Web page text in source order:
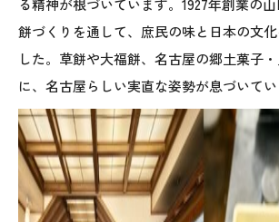
る精神が根づいています。1927年創業の山
餅づくりを通して、庶民の味と日本の文
した。草餅や大福餅、名古屋の郷土菓子
に、名古屋らしい実直な姿勢が息づいてい